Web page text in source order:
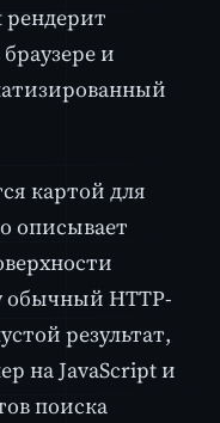
рендерит
и
картой для
описывает
обычный HTTP-
результат,
на JavaScript и
поиска